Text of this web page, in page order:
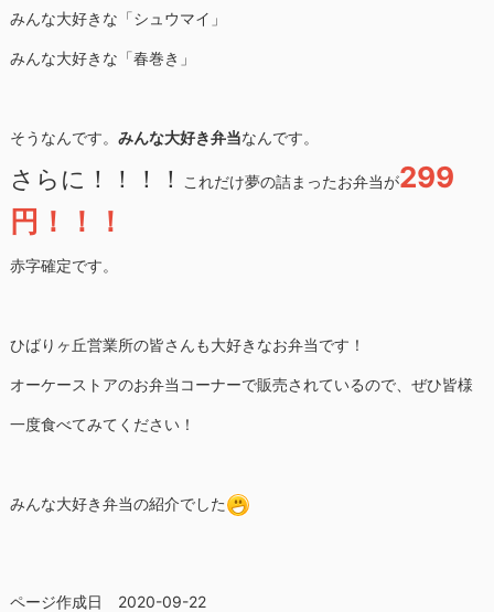
みんな大好きな「シュウマイ」
みんな大好きな「春巻き」
そうなんです。 みんな大好き弁当なんです。
さらに！！！！ これだけ夢の詰まったお弁当が299
円！！！
赤字確定です。
ひばりヶ丘営業所の皆さんも大好きなお弁当です！
オーケーストアのお弁当コーナーで販売されているので、ぜひ皆様
一度食べてみてください！
みんな大好き弁当の紹介でした
ページ作成日 2020-09-22